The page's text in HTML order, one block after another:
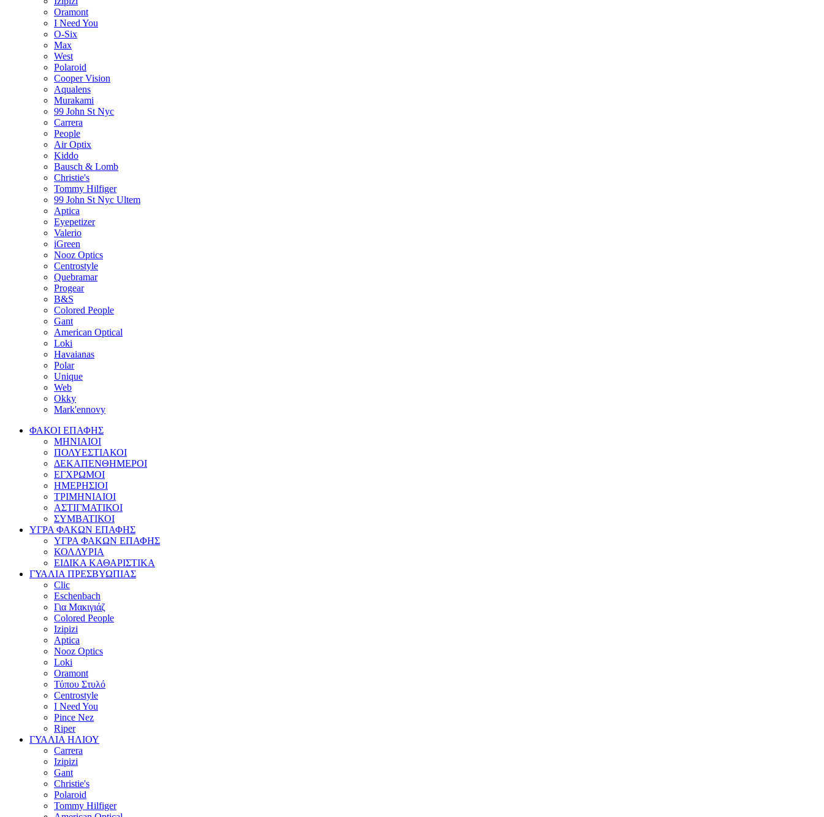
Oramont
I Need You
O-Six
Max
West
Polaroid
Cooper Vision
Aqualens
Murakami
99 John St Nyc
Carrera
People
Air Optix
Kiddo
Bausch & Lomb
Christie's
Tommy Hilfiger
99 John St Nyc Ultem
Aptica
Eyepetizer
Valerio
iGreen
Nooz Optics
Centrostyle
Quebramar
Progear
Β&S
Colored People
Gant
American Optical
Loki
Havaianas
Polar
Unique
Web
Okky
Mark'ennovy
ΦΑΚΟΙ ΕΠΑΦΗΣ
ΜΗΝΙΑΙΟΙ
ΠΟΛΥΕΣΤΙΑΚΟΙ
ΔΕΚΑΠΕΝΘΗΜΕΡΟΙ
ΕΓΧΡΩΜΟΙ
ΗΜΕΡΗΣΙΟΙ
ΤΡΙΜΗΝΙΑΙΟΙ
ΑΣΤΙΓΜΑΤΙΚΟΙ
ΣΥΜΒΑΤΙΚΟΙ
ΥΓΡΑ ΦΑΚΩΝ ΕΠΑΦΗΣ
ΥΓΡΑ ΦΑΚΩΝ ΕΠΑΦΗΣ
ΚΟΛΛΥΡΙΑ
ΕΙΔΙΚΑ ΚΑΘΑΡΙΣΤΙΚΑ
ΓΥΑΛΙΑ ΠΡΕΣΒΥΩΠΙΑΣ
Clic
Eschenbach
Για Μακιγιάζ
Colored People
Izipizi
Aptica
Nooz Optics
Loki
Oramont
Τύπου Στυλό
Centrostyle
I Need You
Pince Nez
Riper
ΓΥΑΛΙΑ ΗΛΙΟΥ
Carrera
Izipizi
Gant
Christie's
Polaroid
Tommy Hilfiger